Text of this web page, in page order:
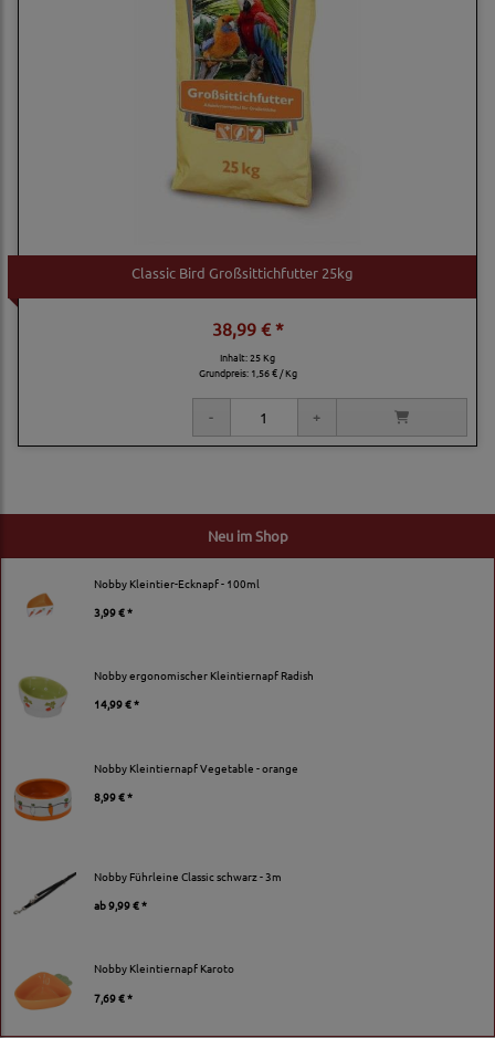
Neu im Shop
Nobby Kleintier-Ecknapf - 100ml
3,99 € *
Nobby ergonomischer Kleintiernapf Radish
14,99 € *
Nobby Kleintiernapf Vegetable - orange
8,99 € *
Nobby Führleine Classic schwarz - 3m
ab9,99 € *
Nobby Kleintiernapf Karoto
7,69 € *
Classic Bird Großsittichfutter 25kg
38,99 € *
Inhalt: 25 Kg
Grundpreis: 1,56 € / Kg